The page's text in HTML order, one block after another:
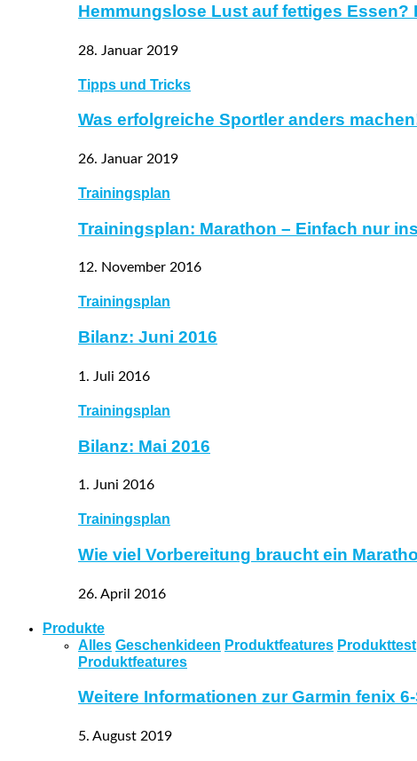
Hemmungslose Lust auf fettiges
28. Januar 2019
Tipps und Tricks
Was erfolgreiche Sportler anders
26. Januar 2019
Trainingsplan
Trainingsplan: Marathon – Einfach nur
12. November 2016
Trainingsplan
Bilanz: Juni 2016
1. Juli 2016
Trainingsplan
Bilanz: Mai 2016
1. Juni 2016
Trainingsplan
Wie viel Vorbereitung braucht ein
26. April 2016
Produkte
Alles Geschenkideen Produktfeatures Produkttest
Produktfeatures
Weitere Informationen zur Garmin fenix
5. August 2019